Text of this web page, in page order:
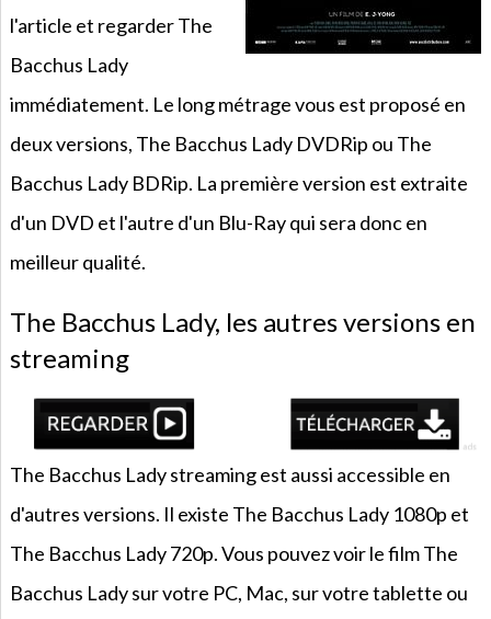
l'article et regarder The
Bacchus Lady
immédiatement. Le long métrage vous est proposé en
deux versions, The Bacchus Lady DVDRip ou The
Bacchus Lady BDRip. La première version est extraite
d'un DVD et l'autre d'un Blu-Ray qui sera donc en
meilleur qualité.
The Bacchus Lady, les autres versions en
streaming
The Bacchus Lady streaming est aussi accessible en
d'autres versions. Il existe The Bacchus Lady 1080p et
The Bacchus Lady 720p. Vous pouvez voir le film The
Bacchus Lady sur votre PC, Mac, sur votre tablette ou